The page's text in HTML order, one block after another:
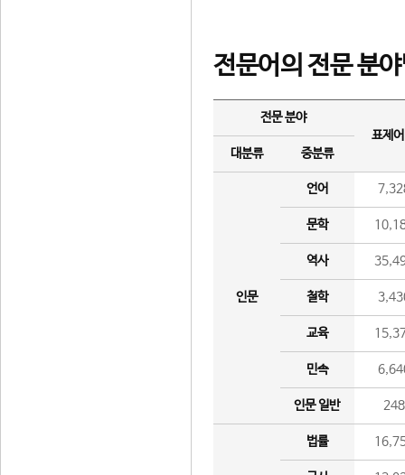
전문어의 전문 분
전문 분야
표제
대분류
중분류
인문
언어
문학
역사
철학
교육
민속
인문 일반 248
법률